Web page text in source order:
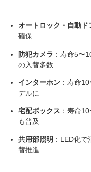
オートロック・自動ド
確保
防犯カメラ ：寿命5〜
の入替多数
インターホン ：寿命
デルに
宅配ボックス ：寿命
も普及
共用部照明 ：LED化
替推進